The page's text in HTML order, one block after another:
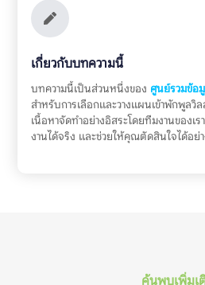
เกี่ยวกับบทความนี้
บทความนี้เป็นส่วนหนึ่งของ ศูนย์รวมข้อ
สำหรับการเลือกและวางแผนเข้าพักพูลวิ
เนื้อหาจัดทำอย่างอิสระโดยทีมงานของเ
งานได้จริง และช่วยให้คุณตัดสินใจได้อย่
ค้นพบเพิ่มเ